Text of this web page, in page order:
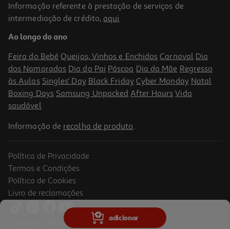
adicionar
Informação referente à prestação de serviços de
intermediação de crédito, aqui.
Ao longo do ano
Feira do Bebé Queijos, Vinhos e Enchidos Carnaval Dia
dos Namorados Dia do Pai Páscoa Dia da Mãe Regresso
às Aulas Singles' Day Black Friday Cyber Monday Natal
Boxing Days Samsung Unpacked After Hours Vida
saudável
Informação de recolha de produto.
Política de Privacidade
Termos e Condições
Política de Cookies
Livro de reclamações
© Auchan Retail Portugal